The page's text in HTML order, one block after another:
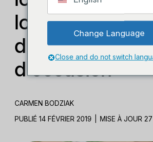
location
d'événements
d'occasion
CARMEN BODZIAK
PUBLIÉ 14 FÉVRIER 2019
MISE À JOUR
Change Language
Close and do not switch